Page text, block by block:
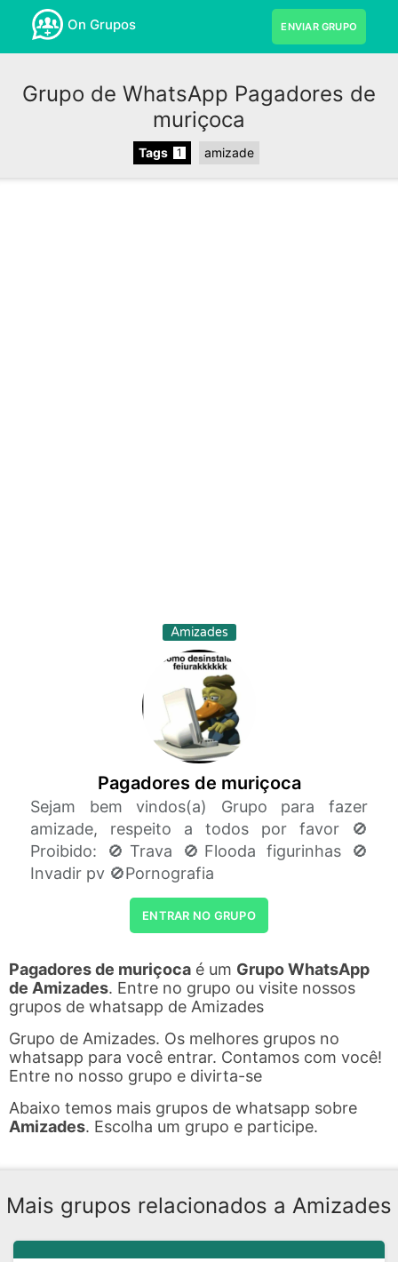
On Grupos ENVIAR GRUPO
Grupo de WhatsApp Pagadores de
muriçoca
Tags 1 amizade
Amizades
Pagadores de muriçoca
Sejam bem vindos(a) Grupo para fazer
amizade, respeito a todos por favor 🚫
Proibido: 🚫Trava 🚫Flooda figurinhas 🚫
Invadir pv 🚫Pornografia
ENTRAR NO GRUPO
Pagadores de muriçoca é um Grupo WhatsApp
de Amizades. Entre no grupo ou visite nossos
grupos de whatsapp de Amizades
Grupo de Amizades. Os melhores grupos no
whatsapp para você entrar. Contamos com você!
Entre no nosso grupo e divirta-se
Abaixo temos mais grupos de whatsapp sobre
Amizades. Escolha um grupo e participe.
Mais grupos relacionados a Amizades